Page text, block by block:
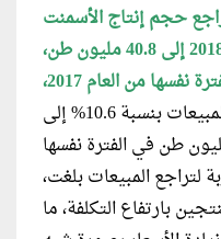
حجم إنتاج الأسمنت
في الشهور الـ11 الأولى من 2018 إلى 40.8 مليون طن،
مقابل 45.5 مليون طن في الفترة نفسها من العام 2017،
كما انخفضت المبيعات بنسبة 10.6% إلى
مليون طن مقابل 43.8 مليون طن في الفترة نفسها
لتراجع المبيعات بلغت،
بارتفاع التكلفة، ما